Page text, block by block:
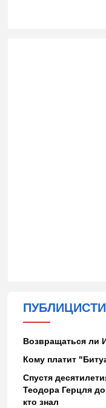
Возвращаться ли
Кому платит
Спустя
Теодора Герцля
кто знал